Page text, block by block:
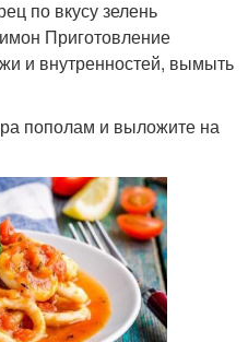
по вкусу зелень
Приготовление
и внутренностей, вымыть
пополам и выложите на